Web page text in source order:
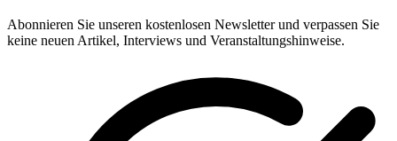
Abonnieren Sie unseren kostenlosen Newsletter und verpassen Sie
keine neuen Artikel, Interviews und Veranstaltungshinweise.